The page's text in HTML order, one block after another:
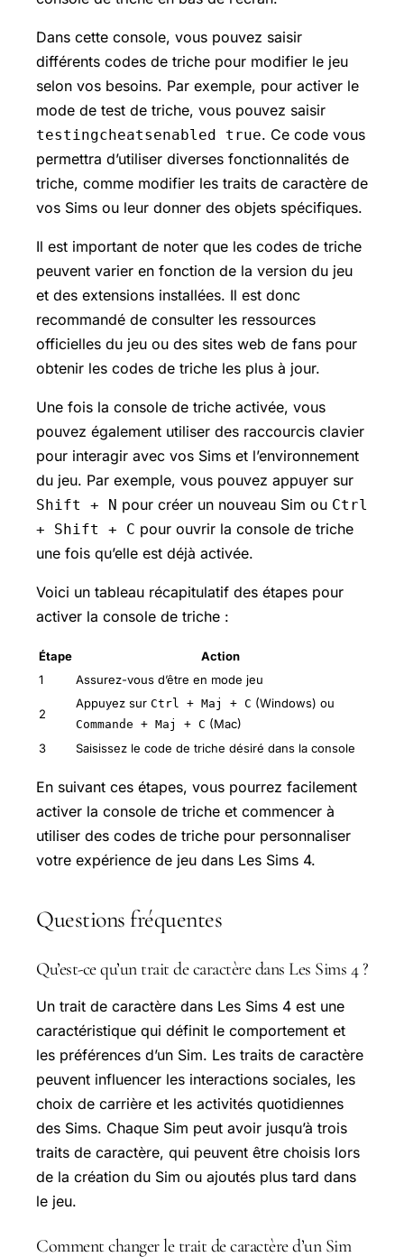
Dans cette console, vous pouvez saisir
différents codes de triche pour modifier le jeu
selon vos besoins. Par exemple, pour activer le
mode de test de triche, vous pouvez saisir
testingcheatsenabled true. Ce code vous
permettra d’utiliser diverses fonctionnalités de
triche, comme modifier les traits de caractère de
vos Sims ou leur donner des objets spécifiques.
Il est important de noter que les codes de triche
peuvent varier en fonction de la version du jeu
et des extensions installées. Il est donc
recommandé de consulter les ressources
officielles du jeu ou des sites web de fans pour
obtenir les codes de triche les plus à jour.
Une fois la console de triche activée, vous
pouvez également utiliser des raccourcis clavier
pour interagir avec vos Sims et l’environnement
du jeu. Par exemple, vous pouvez appuyer sur
Shift + N pour créer un nouveau Sim ou Ctrl
+ Shift + C pour ouvrir la console de triche
une fois qu’elle est déjà activée.
Voici un tableau récapitulatif des étapes pour
activer la console de triche :
Étape
Action
1
Assurez-vous d’être en mode jeu
2
Appuyez sur Ctrl + Maj + C (Windows) ou
Commande + Maj + C (Mac)
3
Saisissez le code de triche désiré dans la console
En suivant ces étapes, vous pourrez facilement
activer la console de triche et commencer à
utiliser des codes de triche pour personnaliser
votre expérience de jeu dans Les Sims 4.
Questions fréquentes
Qu’est-ce qu’un trait de caractère dans Les Sims 4 ?
Un trait de caractère dans Les Sims 4 est une
caractéristique qui définit le comportement et
les préférences d’un Sim. Les traits de caractère
peuvent influencer les interactions sociales, les
choix de carrière et les activités quotidiennes
des Sims. Chaque Sim peut avoir jusqu’à trois
traits de caractère, qui peuvent être choisis lors
de la création du Sim ou ajoutés plus tard dans
le jeu.
Comment changer le trait de caractère d’un Sim